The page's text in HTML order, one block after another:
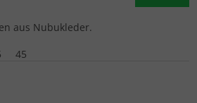
aus Nubukleder.
45